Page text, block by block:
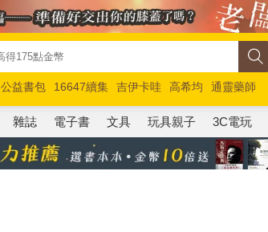
公益書包 16647續集 吉伊卡哇 高希均
通靈藥師
馬斯克 玩具總動員5 超慢跑
雜誌 電子書 文具 玩具親子 3C電玩